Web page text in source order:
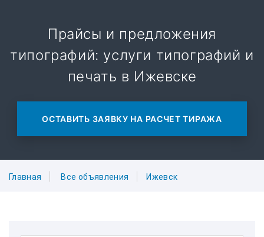
Прайсы и предложения
типографий: услуги типографий и
печать в Ижевске
ОСТАВИТЬ ЗАЯВКУ НА РАСЧЕТ ТИРАЖА
Главная Все объявления Ижевск